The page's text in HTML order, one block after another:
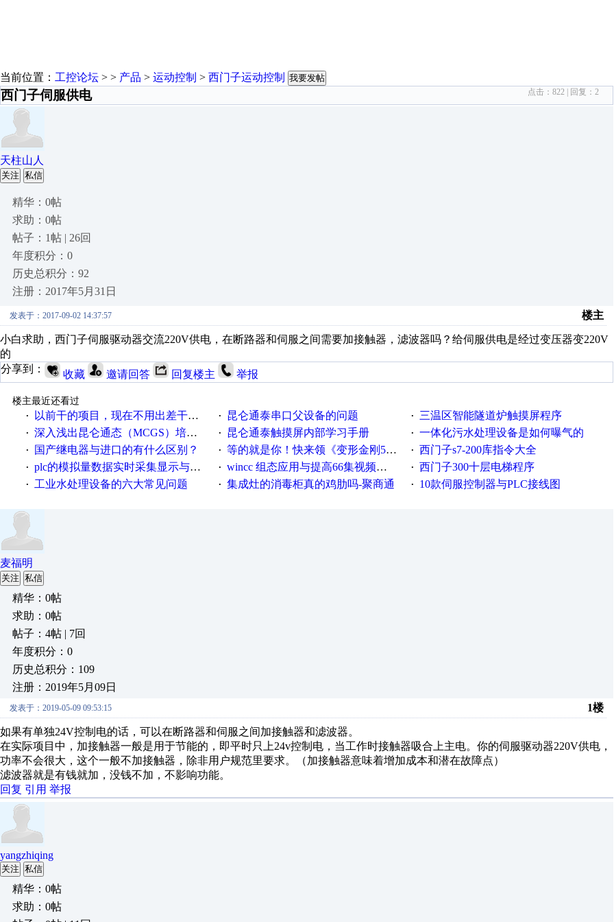
当前位置： 工控论坛 > > 产品 > 运动控制 > 西门子运动控制 我要发帖
西门子伺服供电 点击： 822 | 回复： 2
天柱山人
关注 私信
精华：0帖
求助：0帖
帖子：1帖 | 26回
年度积分：0
历史总积分：92
注册：2017年5月31日
发表于：2017-09-02 14:37:57 楼主
小白求助，西门子伺服驱动器交流220V供电，在断路器和伺服之间需要加接触器，滤波器吗？给伺服供电是经过变压器变220V
的
分享到：
收藏 邀请回答 回复楼主 举报
楼主最近还看过
·
以前干的项目，现在不用出差干项目了，好怀念 · 昆仑通泰串口父设备的问题 · 三温区智能隧道炉触摸屏程序
· 深入浅出昆仑通态（MCGS）培训教程 · 昆仑通泰触摸屏内部学习手册 · 一体化污水处理设备是如何曝气的
· 国产继电器与进口的有什么区别？ · 等的就是你！快来领《变形金刚5》观影券 · 西门子s7-200库指令大全
· plc的模拟量数据实时采集显示与存储 · wincc 组态应用与提高66集视频教程 · 西门子300十层电梯程序
· 工业水处理设备的六大常见问题 · 集成灶的消毒柜真的鸡肋吗-聚商通 · 10款伺服控制器与PLC接线图
麦福明
关注 私信
精华：0帖
求助：0帖
帖子：4帖 | 7回
年度积分：0
历史总积分：109
注册：2019年5月09日
发表于：2019-05-09 09:53:15 1楼
如果有单独24V控制电的话，可以在断路器和伺服之间加接触器和滤波器。
在实际项目中，加接触器一般是用于节能的，即平时只上24v控制电，当工作时接触器吸合上主电。你的伺服驱动器220V供电，
功率不会很大，这个一般不加接触器，除非用户规范里要求。（加接触器意味着增加成本和潜在故障点）
滤波器就是有钱就加，没钱不加，不影响功能。
回复 引用 举报
yangzhiqing
关注 私信
精华：0帖
求助：0帖